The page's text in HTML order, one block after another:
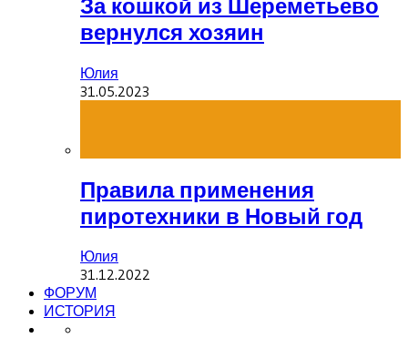
За кошкой из Шереметьево
вернулся хозяин
Юлия
31.05.2023
Правила применения
пиротехники в Новый год
Юлия
31.12.2022
ФОРУМ
ИСТОРИЯ